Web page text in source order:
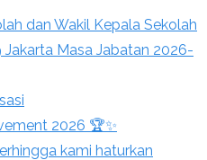
dan Wakil Kepala Sekolah
Masa Jabatan 2026-
2026 🏆✨
kami haturkan